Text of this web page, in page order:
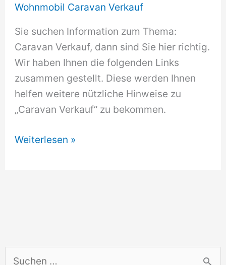
Wohnmobil Caravan Verkauf
Sie suchen Information zum Thema:
Caravan Verkauf, dann sind Sie hier richtig.
Wir haben Ihnen die folgenden Links
zusammen gestellt. Diese werden Ihnen
helfen weitere nützliche Hinweise zu
„Caravan Verkauf“ zu bekommen.
Caravan
Weiterlesen »